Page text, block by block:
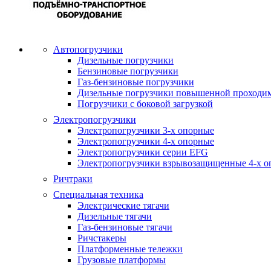
Автопогрузчики
Дизельные погрузчики
Бензиновые погрузчики
Газ-бензиновые погрузчики
Дизельные погрузчики повышенной
Погрузчики с боковой загрузкой
Электропогрузчики
Электропогрузчики 3-х опорные
Электропогрузчики 4-х опорные
Электропогрузчики серии EFG
Электропогрузчики взрывозащищенные 4-х
Ричтраки
Специальная техника
Электрические тягачи
Дизельные тягачи
Газ-бензиновые тягачи
Ричстакеры
Платформенные тележки
Грузовые платформы